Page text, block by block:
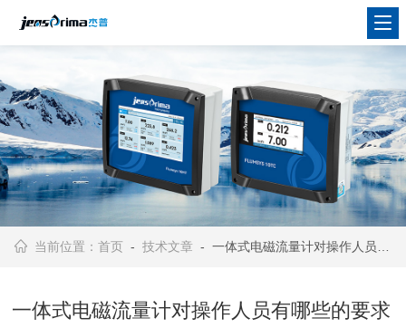
当前位置：首页 -技术文章 - 一体式电磁流量计对操作人员有哪些的要求呢？
一体式电磁流量计对操作人员有哪些的要求